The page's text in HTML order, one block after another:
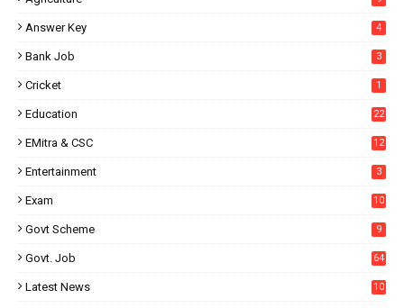
Answer Key 4
Bank Job 3
Cricket 1
Education 22
EMitra & CSC 12
Entertainment 3
Exam 10
Govt Scheme 9
Govt. Job 64
Latest News 10